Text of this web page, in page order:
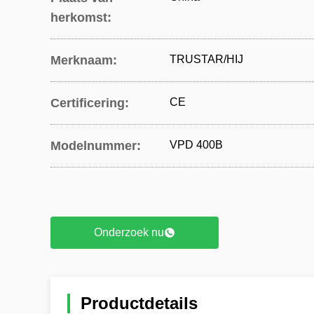
herkomst:
Merknaam: TRUSTAR/HIJ
Certificering: CE
Modelnummer: VPD 400B
Onderzoek nu
Productdetails